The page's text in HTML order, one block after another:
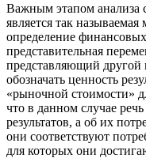
Важным этапом анализа
является так
определение
представительная
представляющий другой
обозначать ценность
«рыночной стоимости»
что в данном случае
результатов, а об их
они соответствуют
для которых они